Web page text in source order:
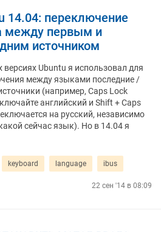
14.04: переключение
между первым и
источником
версиях Ubuntu я использовал для
между языками последние /
(например, Caps Lock
английский и Shift + Caps
на русский, независимо
сейчас язык). Но в 14.04 я
keyboard language ibus
22 сен '14 в 08:09